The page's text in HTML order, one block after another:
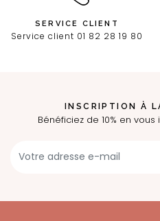
SERVICE CLIENT
Service client 01 82 28 19 80
INSCRIPTION À
Bénéficiez de 10% en